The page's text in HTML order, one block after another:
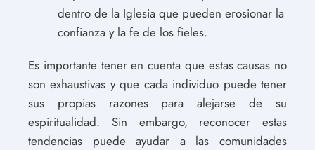
dentro de la Iglesia que pueden erosionar la
confianza y la fe de los fieles.
Es importante tener en cuenta que estas causas no
son exhaustivas y que cada individuo puede tener
sus propias razones para alejarse de su
espiritualidad. Sin embargo, reconocer estas
tendencias puede ayudar a las comunidades